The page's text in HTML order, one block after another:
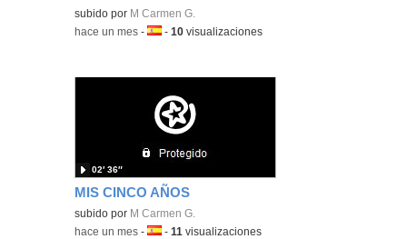
subido por M Carmen G.
-hace un mes -Idioma:
-10 visualizaciones
MIS CINCO AÑOS
subido por M Carmen G.
02′ 36″
-hace un mes -Idioma:
-11 visualizaciones